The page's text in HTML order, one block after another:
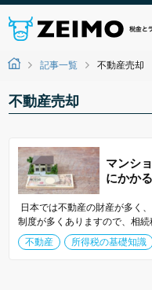
記事一覧 不動産売却
不動産売却
マンシ
にかか
日本では不動産の財産が多く
制度が多くありますので、相
不動産
所得税の基礎知識